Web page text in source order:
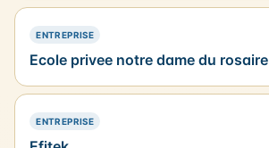
ENTREPRISE— PRÉSENCE SIMPLE
Ecole privee notre dame du rosaire
ENTREPRISE— PRÉSENCE SIMPLE